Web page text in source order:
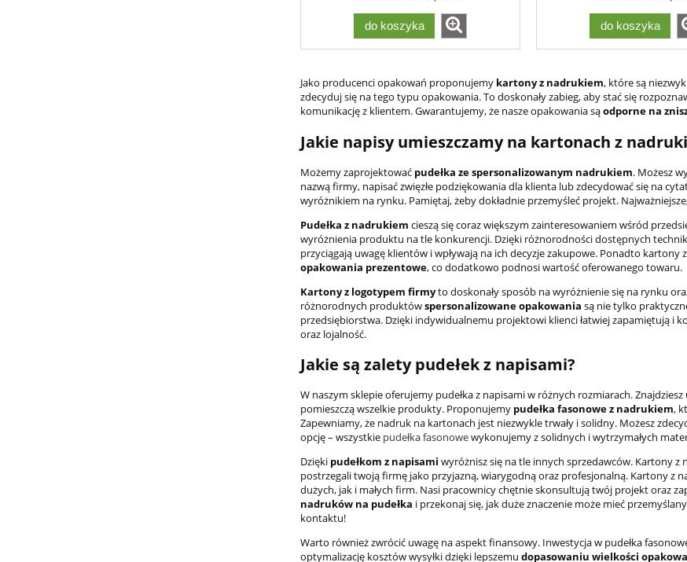
do koszyka do koszyka
Jako producenci opakowań proponujemy kartonyz nadrukiem, które są
zdecyduj się na tego typu opakowania. To doskonały zabieg, aby stać się
komunikację z klientem. Gwarantujemy, że nasze opakowania sąodporne na
Jakie napisy umieszczamy na kartonach z
Możemy zaprojektować pudełka ze spersonalizowanym nadrukiem. Możesz
nazwą firmy, napisać zwięzłe podziękowania dla klienta lub zdecydować się na
wyróżnikiem na rynku. Pamiętaj, żeby dokładnie przemyśleć projekt.
Pudełka z nadrukiem cieszą się coraz większym zainteresowaniem wśród
wyróżnienia produktu na tle konkurencji. Dzięki różnorodności dostępnych
przyciągają uwagę klientów i wpływają na ich decyzje zakupowe. Ponadto
opakowania prezentowe, co dodatkowo podnosi wartość oferowanego towaru.
Kartony z logotypem firmyto doskonały sposób na wyróżnienie się na rynku
różnorodnych produktówspersonalizowane opakowania są nie tylko
przedsiębiorstwa. Dzięki indywidualnemu projektowi klienci łatwiej zapamiętują i
oraz lojalność.
Jakie są zalety pudełek z napisami?
W naszym sklepie oferujemy pudełka z napisami w różnych rozmiarach.
pomieszczą wszelkie produkty. Proponujemy pudełka fasonowe z nadrukiem,
Zapewniamy, że nadruk na kartonach jest niezwykle trwały i solidny. Możesz
opcję – wszystkie pudełka fasonowewykonujemy z solidnych i wytrzymałych
Dzięki pudełkom z napisami wyróżnisz się na tle innych sprzedawców. Kartony z
postrzegali twoją firmę jako przyjazną, wiarygodną oraz profesjonalną. Kartony z
dużych, jak i małych firm. Nasi pracownicy chętnie skonsultują twój projekt oraz
nadruków na pudełka i przekonaj się, jak duże znaczenie może mieć
kontaktu!
Warto również zwrócić uwagę na aspekt finansowy. Inwestycja w pudełka
optymalizację kosztów wysyłki dzięki lepszemu dopasowaniu wielkości